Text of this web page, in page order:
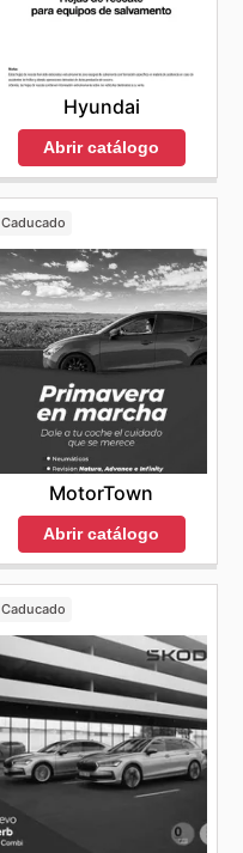
Hyundai
Abrir catálogo
Caducado
MotorTown
Abrir catálogo
Caducado